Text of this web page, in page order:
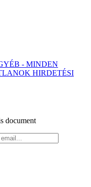
- MINDEN
HIRDETÉSI
document